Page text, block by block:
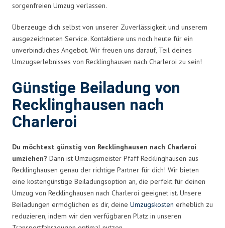
sorgenfreien Umzug verlassen.
Überzeuge dich selbst von unserer Zuverlässigkeit und unserem
ausgezeichneten Service. Kontaktiere uns noch heute für ein
unverbindliches Angebot. Wir freuen uns darauf, Teil deines
Umzugserlebnisses von Recklinghausen nach Charleroi zu sein!
Günstige Beiladung von
Recklinghausen nach
Charleroi
Du möchtest günstig von Recklinghausen nach Charleroi
umziehen? Dann ist Umzugsmeister Pfaff Recklinghausen aus
Recklinghausen genau der richtige Partner für dich! Wir bieten
eine kostengünstige Beiladungsoption an, die perfekt für deinen
Umzug von Recklinghausen nach Charleroi geeignet ist. Unsere
Beiladungen ermöglichen es dir, deine Umzugskosten erheblich zu
reduzieren, indem wir den verfügbaren Platz in unseren